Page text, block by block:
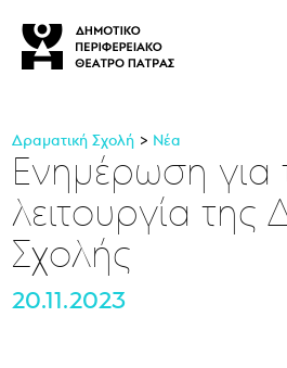
Δραματική Σχολή Νέα
Ενημέρωση για
λειτουργία της
Σχολής
20.11.2023